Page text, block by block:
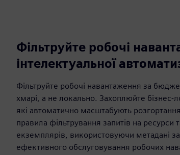
Фільтруйте робочі
інтелектуальної
Фільтруйте робочі навантаження за
хмарі, а не локально. Захоплюйте бізнес-
які автоматично масштабують
правила фільтрування запитів на ресурси
екземплярів, використовуючи метадані
ефективного обслуговування робочих